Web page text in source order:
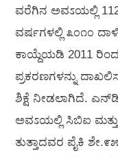
ವರೆಗಿನ ಅವಽಯಲ್ಲಿ
ವರ್ಷಗಳಲ್ಲಿ ೩೦೧೦
ಕಾಯ್ದೆಯಡಿ 2011
ಪ್ರಕರಣಗಳನ್ನು
ಶಿಕ್ಷೆ ನೀಡಲಾಗಿದೆ.
ಅವಽಯಲ್ಲಿ ಸಿಬಿಐ
ತುತ್ತಾದವರ ಪೈಕಿ